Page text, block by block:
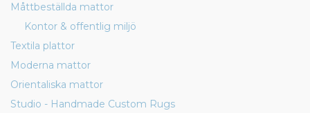
Måttbeställda mattor
Kontor & offentlig miljö
Textila plattor
Moderna mattor
Orientaliska mattor
Studio - Handmade Custom Rugs